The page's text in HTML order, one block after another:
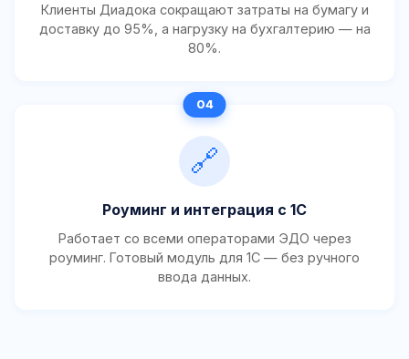
Клиенты Диадока сокращают затраты на бумагу и
доставку до 95%, а нагрузку на бухгалтерию — на
80%.
🔗
Роуминг и интеграция с 1С
Работает со всеми операторами ЭДО через
роуминг. Готовый модуль для 1С — без ручного
ввода данных.